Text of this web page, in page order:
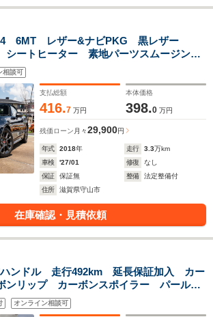
6MT レザー&ナビPKG 黒レザー
ートヒーター 素地パーツスムージング
ター 地デジ ETC
相談可
支払総額
416.7 万円
本体価格
398.0 万円
残価ローン 月々29,900円
年式 2018年 走行 3.3万km
車検
'27/01 修復
なし
保証
保証無 整備
法定整備付
住所
滋賀県守山市
在庫確認・見積依頼
ンドル 走行492km 延長保証加入 カー
ンリップ カーボンスポイラー パール
Aカープレイ&Aオート Bカメラ OP&
オンライン相談可